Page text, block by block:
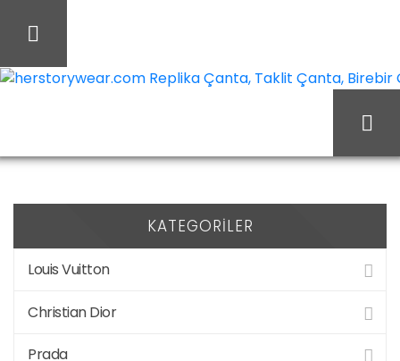
Ürünler “Replika
Çanta” olarak etiketlendi
KATEGORILER
Louis Vuitton
Christian Dior
Prada